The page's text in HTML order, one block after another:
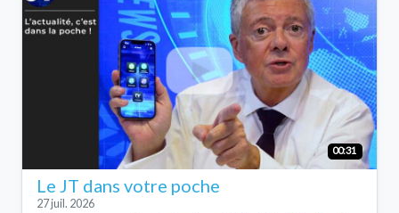
00:31
Le JT dans votre poche
27 juil. 2026